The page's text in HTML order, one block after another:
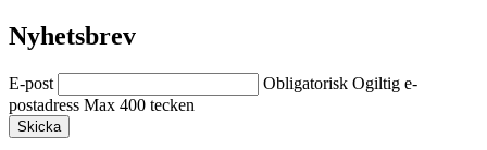
Nyhetsbrev
E-post Obligatorisk Ogiltig e-
postadress Max 400 tecken